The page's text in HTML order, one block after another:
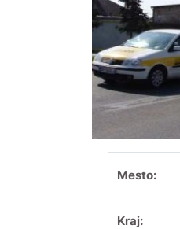
Mesto:
Kraj: